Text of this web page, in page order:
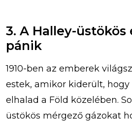
3. A Halley-üstökös
pánik
1910-ben az emberek
estek, amikor kiderült, hogy
elhalad a Föld közelében.
üstökös mérgező gázokat